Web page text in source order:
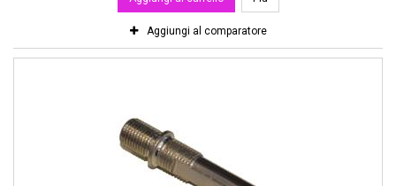
Aggiungi al comparatore